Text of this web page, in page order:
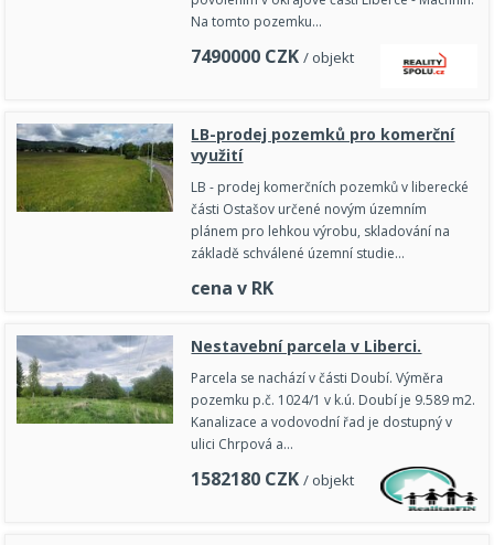
Na tomto pozemku…
7490000 CZK / objekt
LB-prodej pozemků pro komerční
využití
LB - prodej komerčních pozemků v liberecké
části Ostašov určené novým územním
plánem pro lehkou výrobu, skladování na
základě schválené územní studie…
cena v RK
Nestavební parcela v Liberci.
Parcela se nachází v části Doubí. Výměra
pozemku p.č. 1024/1 v k.ú. Doubí je 9.589 m2.
Kanalizace a vodovodní řad je dostupný v
ulici Chrpová a…
1582180 CZK / objekt